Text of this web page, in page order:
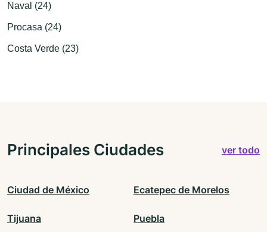
Naval (24)
Procasa (24)
Costa Verde (23)
Principales Ciudades ver todo
Ciudad de México Ecatepec de Morelos
Tijuana Puebla